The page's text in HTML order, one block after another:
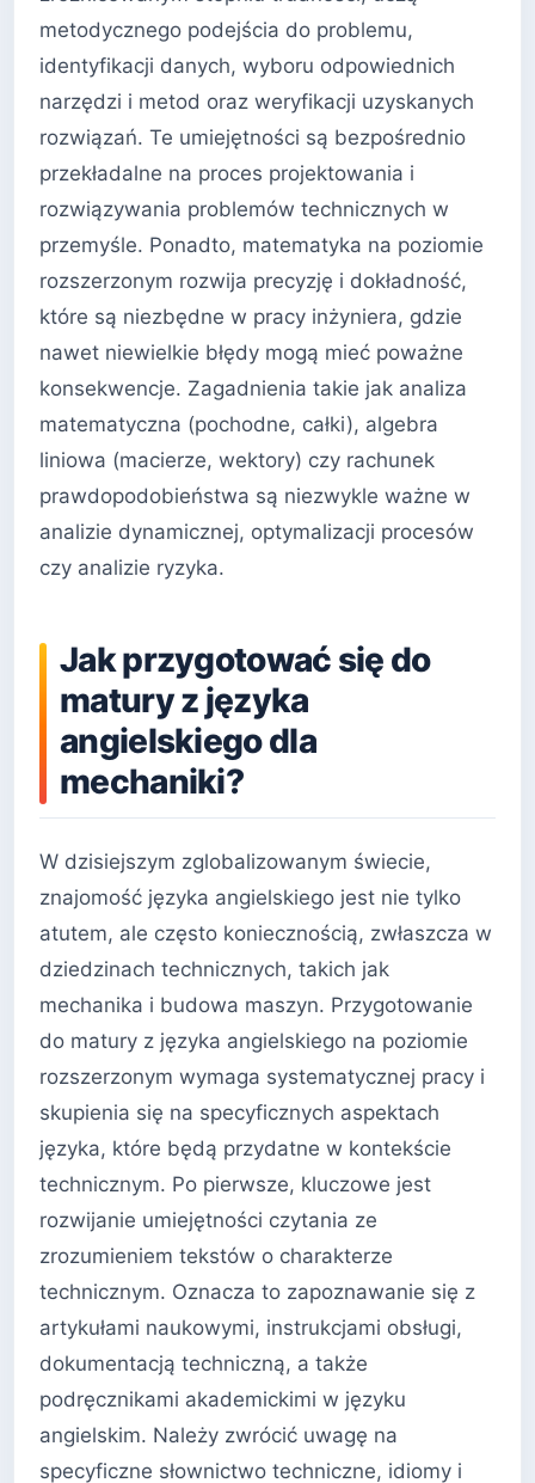
metodycznego podejścia do problemu,
identyfikacji danych, wyboru odpowiednich
narzędzi i metod oraz weryfikacji uzyskanych
rozwiązań. Te umiejętności są bezpośrednio
przekładalne na proces projektowania i
rozwiązywania problemów technicznych w
przemyśle. Ponadto, matematyka na poziomie
rozszerzonym rozwija precyzję i dokładność,
które są niezbędne w pracy inżyniera, gdzie
nawet niewielkie błędy mogą mieć poważne
konsekwencje. Zagadnienia takie jak analiza
matematyczna (pochodne, całki), algebra
liniowa (macierze, wektory) czy rachunek
prawdopodobieństwa są niezwykle ważne w
analizie dynamicznej, optymalizacji procesów
czy analizie ryzyka.
Jak przygotować się do
matury z języka
angielskiego dla
mechaniki?
W dzisiejszym zglobalizowanym świecie,
znajomość języka angielskiego jest nie tylko
atutem, ale często koniecznością, zwłaszcza w
dziedzinach technicznych, takich jak
mechanika i budowa maszyn. Przygotowanie
do matury z języka angielskiego na poziomie
rozszerzonym wymaga systematycznej pracy i
skupienia się na specyficznych aspektach
języka, które będą przydatne w kontekście
technicznym. Po pierwsze, kluczowe jest
rozwijanie umiejętności czytania ze
zrozumieniem tekstów o charakterze
technicznym. Oznacza to zapoznawanie się z
artykułami naukowymi, instrukcjami obsługi,
dokumentacją techniczną, a także
podręcznikami akademickimi w języku
angielskim. Należy zwrócić uwagę na
specyficzne słownictwo techniczne, idiomy i